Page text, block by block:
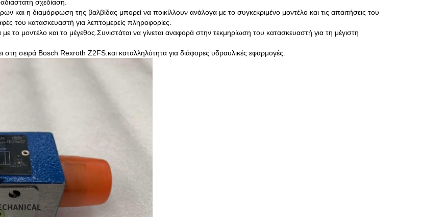
σχεδίαση.
και η διαμόρφωση της βαλβίδας μπορεί να ποικίλλουν ανάλογα με το συγκεκριμένο μοντέλο και τις απαιτήσεις του
του κατασκευαστή για λεπτομερείς πληροφορίες.
το μοντέλο και το μέγεθος.Συνιστάται να γίνεται αναφορά στην τεκμηρίωση του κατασκευαστή για τη μέγιστη
σειρά Bosch Rexroth Z2FS.και καταλληλότητα για διάφορες υδραυλικές εφαρμογές.